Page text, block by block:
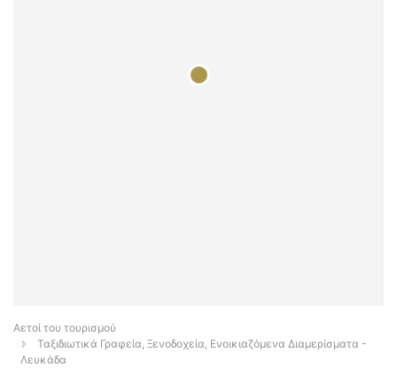
Αετοί του τουρισμού
Ταξιδιωτικά Γραφεία, Ξενοδοχεία, Ενοικιαζόμενα Διαμερίσματα -
Λευκάδα